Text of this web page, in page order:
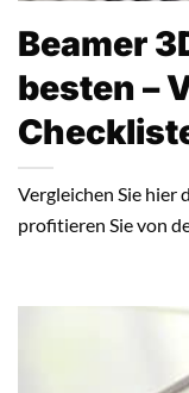
Beamer
besten –
Vergleichen Sie hier
profitieren Sie von